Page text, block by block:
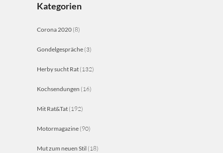
Kategorien
Corona 2020 (8)
Gondelgespräche (3)
Herby sucht Rat (132)
Kochsendungen (16)
Mit Rat&Tat (192)
Motormagazine (90)
Mut zum neuen Stil (18)